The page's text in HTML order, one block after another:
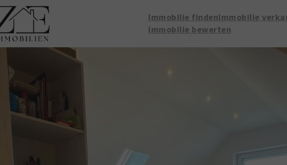
Immobilie findenImmobilie
Immobilie bewerten